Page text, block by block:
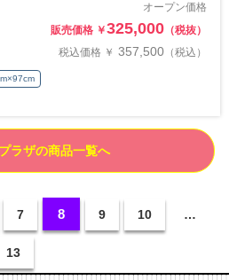
オープン価格
販売価格 ￥325,000 （税抜）
税込価格 ￥ 357,500 （税込）
ラザの商品一覧へ
7 8 9 10 …
13